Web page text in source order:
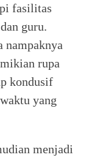
fasilitas
guru.
nampaknya
rupa
kondusif
yang
menjadi